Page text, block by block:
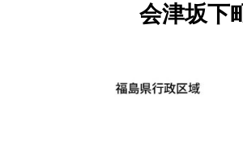
会津坂下